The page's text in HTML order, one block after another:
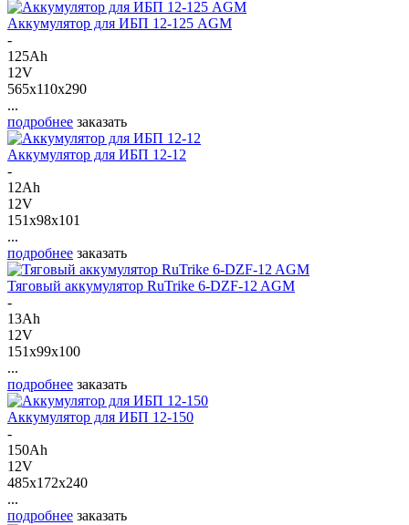
Аккумулятор для ИБП 12-125 AGM
-
125Ah
12V
565x110x290
...
подробнее заказать
Аккумулятор для ИБП 12-12
-
12Ah
12V
151x98x101
...
подробнее заказать
Тяговый аккумулятор RuTrike 6-DZF-12 AGM
-
13Ah
12V
151x99x100
...
подробнее заказать
Аккумулятор для ИБП 12-150
-
150Ah
12V
485x172x240
...
подробнее заказать